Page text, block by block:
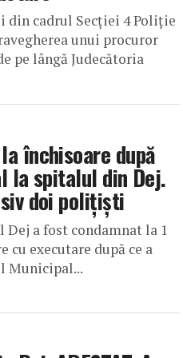
cadrul Secției 4 Poliție
unui procuror
pe lângă Judecătoria
închisoare după
la spitalul din Dej.
doi polițiști
a fost condamnat la 1
cu executare după ce a
Municipal...